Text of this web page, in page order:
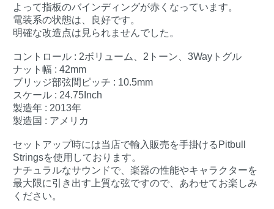
よって指板のバインディングが赤くなっています。
電装系の状態は、良好です。
明確な改造点は見られませんでした。
コントロール : 2ボリューム、2トーン、3Wayトグル
ナット幅 : 42mm
ブリッジ部弦間ピッチ : 10.5mm
スケール : 24.75Inch
製造年 : 2013年
製造国 : アメリカ
セットアップ時には当店で輸入販売を手掛けるPitbull
Stringsを使用しております。
ナチュラルなサウンドで、楽器の性能やキャラクターを
最大限に引き出す上質な弦ですので、あわせてお楽しみ
ください。